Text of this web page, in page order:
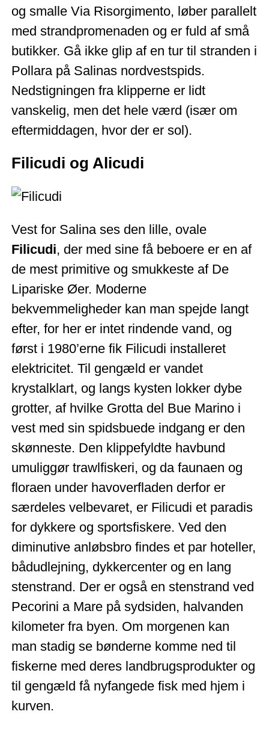
og smalle Via Risorgimento, løber parallelt
med strandpromenaden og er fuld af små
butikker. Gå ikke glip af en tur til stranden i
Pollara på Salinas nordvestspids.
Nedstigningen fra klipperne er lidt
vanskelig, men det hele værd (især om
eftermiddagen, hvor der er sol).
Filicudi og Alicudi
Vest for Salina ses den lille, ovale
Filicudi, der med sine få beboere er en af
de mest primitive og smukkeste af De
Lipariske Øer. Moderne
bekvemmeligheder kan man spejde langt
efter, for her er intet rindende vand, og
først i 1980’erne fik Filicudi installeret
elektricitet. Til gengæld er vandet
krystalklart, og langs kysten lokker dybe
grotter, af hvilke Grotta del Bue Marino i
vest med sin spidsbuede indgang er den
skønneste. Den klippefyldte havbund
umuliggør trawlfiskeri, og da faunaen og
floraen under havoverfladen derfor er
særdeles velbevaret, er Filicudi et paradis
for dykkere og sportsfiskere. Ved den
diminutive anløbsbro findes et par hoteller,
bådudlejning, dykkercenter og en lang
stenstrand. Der er også en stenstrand ved
Pecorini a Mare på sydsiden, halvanden
kilometer fra byen. Om morgenen kan
man stadig se bønderne komme ned til
fiskerne med deres landbrugsprodukter og
til gengæld få nyfangede fisk med hjem i
kurven.